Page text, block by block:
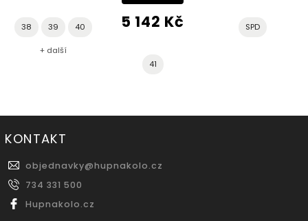
38 39 40
+ další
5 142 Kč
41
SPD
KONTAKT
objednavky@hupnakolo.cz
734 331 500
Hupnakolo.cz